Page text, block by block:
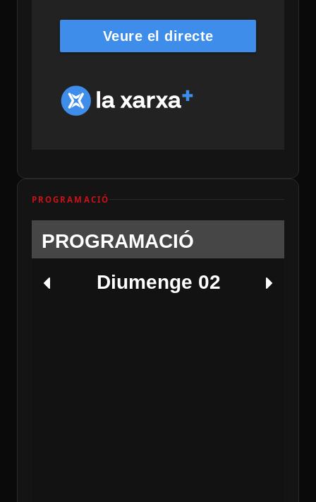
Veure el directe
PROGRAMACIÓ
PROGRAMACIÓ
Diumenge 02